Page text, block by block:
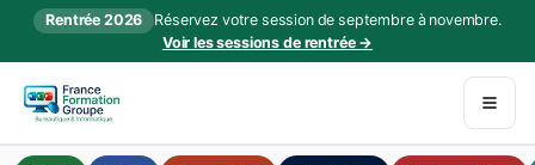
Rentrée 2026
Réservez votre session de septembre à novembre.
Voir les sessions de rentrée →